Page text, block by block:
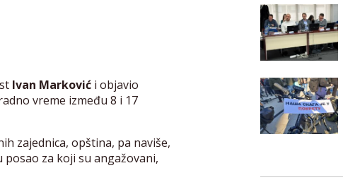
Ivan Marković i objavio
vreme između 8 i 17
zajednica, opština, pa naviše,
za koji su angažovani,